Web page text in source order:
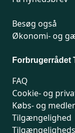
Besøg også
Økonomi- og
Forbrugerrådet
FAQ
Cookie- og
Købs- og
Tilgængelighed